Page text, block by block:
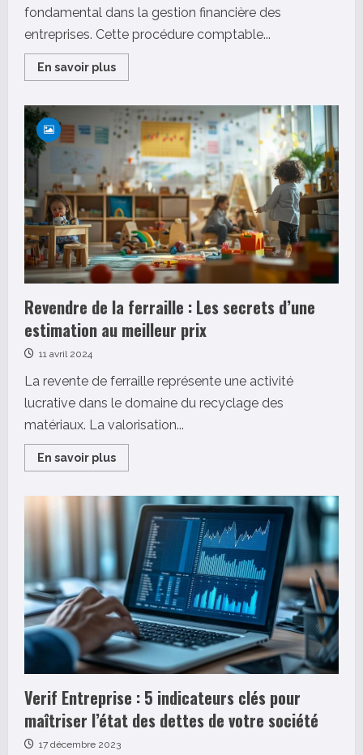
fondamental dans la gestion financière des
entreprises. Cette procédure comptable...
En savoir plusRead
more
cut-
off
en
comptabilité
tout
savoir
en
5
minutes
Cas
pratiques
et
exercices
Revendre de la ferraille : Les secrets d’une
estimation au meilleur prix
11 avril 2024
La revente de ferraille représente une activité
lucrative dans le domaine du recyclage des
matériaux. La valorisation...
En savoir plusRead
more
ferraille
Les
secrets
d’une
estimation
au
meilleur
prix
Verif Entreprise : 5 indicateurs clés pour
maîtriser l’état des dettes de votre société
17 décembre 2023